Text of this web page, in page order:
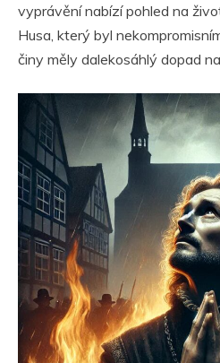
vyprávění nabízí pohled na
Husa, který byl
činy měly dalekosáhlý dopad